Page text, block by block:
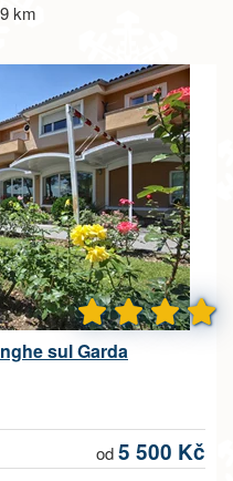
km
sul Garda
od5 500 Kč